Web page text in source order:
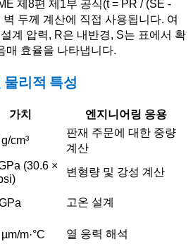
제8편 제1부 공식(t = PR / (SE -
두께 계산에 직접 사용됩니다. 여
계 압력, R은 내반경, S는 표에서 확
매 효율을 나타냅니다.
리적 특성
가치 엔지니어링 응용
cm³
판재 주문에 대한 중량
계산
(30.6 ×
변형량 및 강성 계산
고온 설계
m·°C
열 응력 해석